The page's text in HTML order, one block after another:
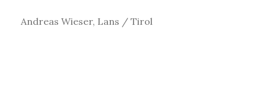
Andreas Wieser, Lans / Tirol